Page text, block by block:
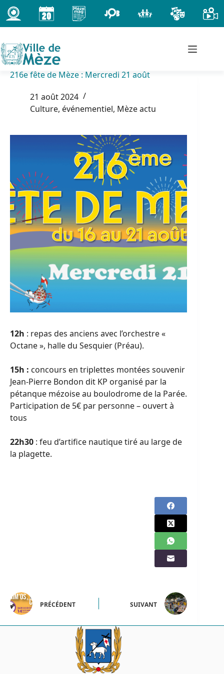
Passer
au
contenu
216e fête de Mèze : Mercredi 21 août
21 août 2024
Culture, événementiel, Mèze actu
12h : repas des anciens avec l’orchestre «
Octane », halle du Sesquier (Préau).
15h : concours en triplettes montées souvenir
Jean-Pierre Bondon dit KP organisé par la
pétanque mézoise au boulodrome de la Parée.
Participation de 5€ par personne – ouvert à
tous
22h30 : feu d’artifice nautique tiré au large de
la plagette.
PRÉCÉDENT SUIVANT